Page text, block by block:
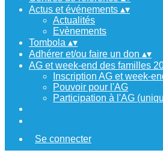
Actus et événements ▴▾
Actualités
Evènements
Tombola ▴▾
Adhérer et/ou faire un don ▴▾
AG et week-end des familles
Inscription AG et week-
Pouvoir pour l'AG
Participation à l'AG
Se connecter